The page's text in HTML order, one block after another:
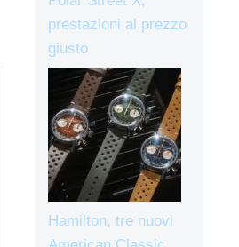
prestazioni al prezzo
giusto
Hamilton, tre nuovi